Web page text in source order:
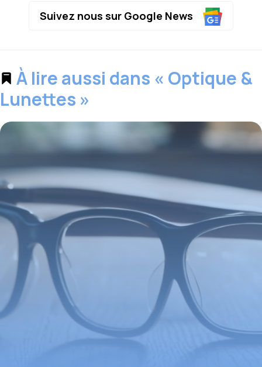
Suivez nous sur Google News
À lire aussi dans « Optique &
Lunettes »